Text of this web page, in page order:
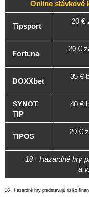
Online stávkové
Tipsport
20 €
Fortuna
20 €
DOXXbet
35 €
SYNOT
TIP
40 €
TIPOS
20 €
18+ Hazardné hry
a
18+ Hazardné hry predstavujú riziko